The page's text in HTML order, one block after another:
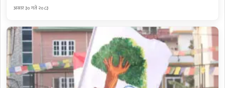
असार ३० गते २०८३